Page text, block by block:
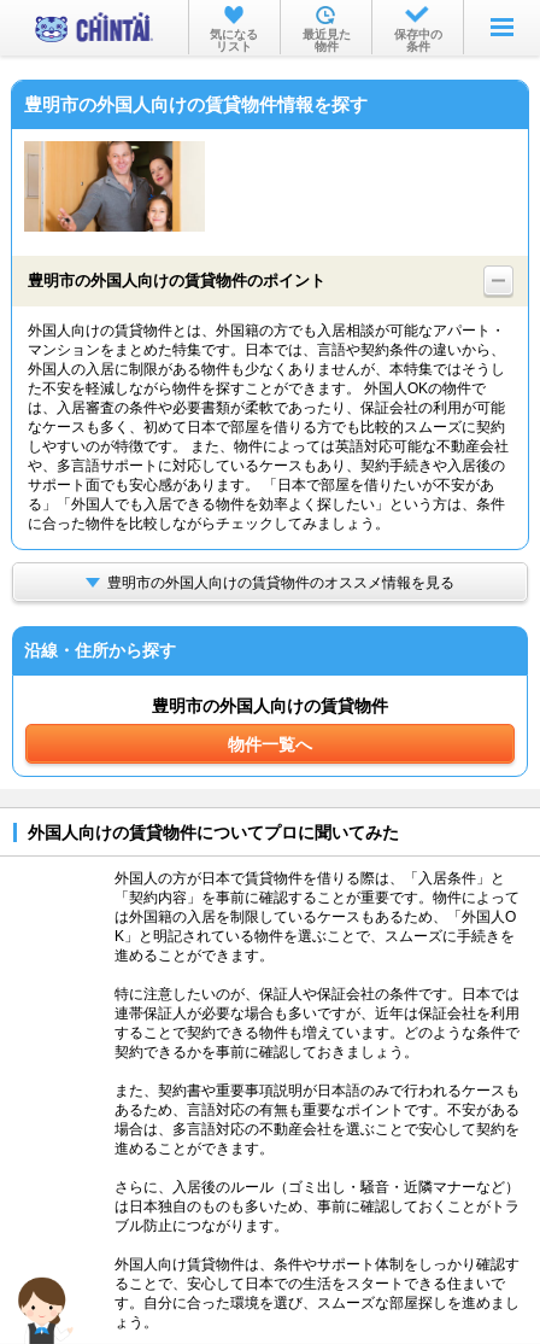
お部屋を探す
沿線・駅から
物件特集から
TOP
気になる
リスト
最近見た
物件
保存中の
条件
豊明市の外国人向けの賃貸物件情報を探す
豊明市の外国人向けの賃貸物件のポイント
外国人向けの賃貸物件とは、外国籍の方でも入居相談が可能なアパート・
マンションをまとめた特集です。日本では、言語や契約条件の違いから、
外国人の入居に制限がある物件も少なくありませんが、本特集ではそうし
た不安を軽減しながら物件を探すことができます。 外国人OKの物件で
は、入居審査の条件や必要書類が柔軟であったり、保証会社の利用が可能
なケースも多く、初めて日本で部屋を借りる方でも比較的スムーズに契約
しやすいのが特徴です。 また、物件によっては英語対応可能な不動産会社
や、多言語サポートに対応しているケースもあり、契約手続きや入居後の
サポート面でも安心感があります。 「日本で部屋を借りたいが不安があ
る」「外国人でも入居できる物件を効率よく探したい」という方は、条件
に合った物件を比較しながらチェックしてみましょう。
豊明市の外国人向けの賃貸物件のオススメ情報を見る
沿線・住所から探す
豊明市の外国人向けの賃貸物件
物件一覧へ
外国人向けの賃貸物件についてプロに聞いてみた
外国人の方が日本で賃貸物件を借りる際は、「入居条件」と
「契約内容」を事前に確認することが重要です。物件によって
は外国籍の入居を制限しているケースもあるため、「外国人O
K」と明記されている物件を選ぶことで、スムーズに手続きを
進めることができます。
特に注意したいのが、保証人や保証会社の条件です。日本では
連帯保証人が必要な場合も多いですが、近年は保証会社を利用
することで契約できる物件も増えています。どのような条件で
契約できるかを事前に確認しておきましょう。
また、契約書や重要事項説明が日本語のみで行われるケースも
あるため、言語対応の有無も重要なポイントです。不安がある
場合は、多言語対応の不動産会社を選ぶことで安心して契約を
進めることができます。
さらに、入居後のルール（ゴミ出し・騒音・近隣マナーなど）
は日本独自のものも多いため、事前に確認しておくことがトラ
ブル防止につながります。
外国人向け賃貸物件は、条件やサポート体制をしっかり確認す
ることで、安心して日本での生活をスタートできる住まいで
す。自分に合った環境を選び、スムーズな部屋探しを進めまし
ょう。